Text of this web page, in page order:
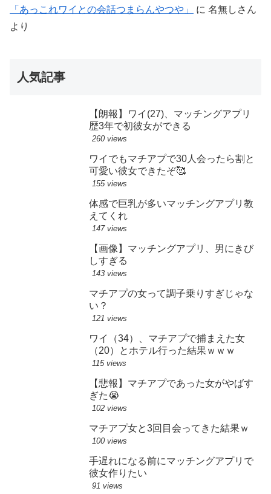
「あっこれワイとの会話つまらんやつや」
に 名無しさん
より
人気記事
【朗報】ワイ(27)、マッチングアプリ
歴3年で初彼女ができる
260 views
ワイでもマチアプで30人会ったら割と
可愛い彼女できたぞ🥰
155 views
体感で巨乳が多いマッチングアプリ教
えてくれ
147 views
【画像】マッチングアプリ、男にきび
しすぎる
143 views
マチアプの女って調子乗りすぎじゃな
い？
121 views
ワイ（34）、マチアプで捕まえた女
（20）とホテル行った結果ｗｗｗ
115 views
【悲報】マチアプであった女がやばす
ぎた😭
102 views
マチアプ女と3回目会ってきた結果ｗ
100 views
手遅れになる前にマッチングアプリで
彼女作りたい
91 views